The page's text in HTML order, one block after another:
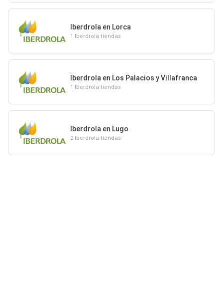
Iberdrola en Lorca
1 Iberdrola tiendas
Iberdrola en Los Palacios y Villafranca
1 Iberdrola tiendas
Iberdrola en Lugo
2 Iberdrola tiendas